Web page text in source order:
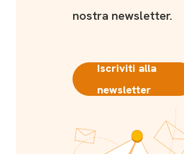
nostra newsletter.
Iscriviti alla
newsletter